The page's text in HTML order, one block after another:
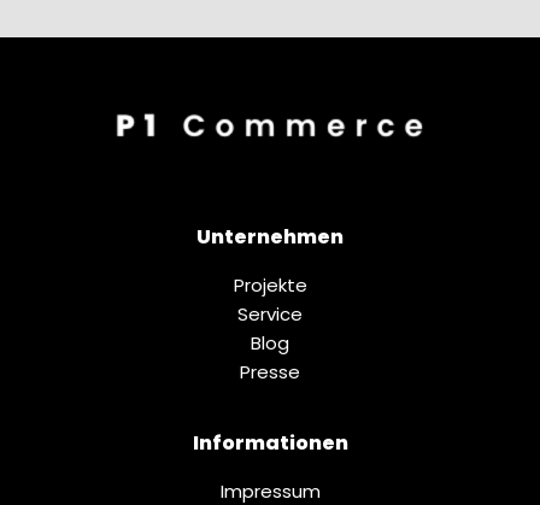
Unternehmen
Projekte
Service
Blog
Presse
Informationen
Impressum